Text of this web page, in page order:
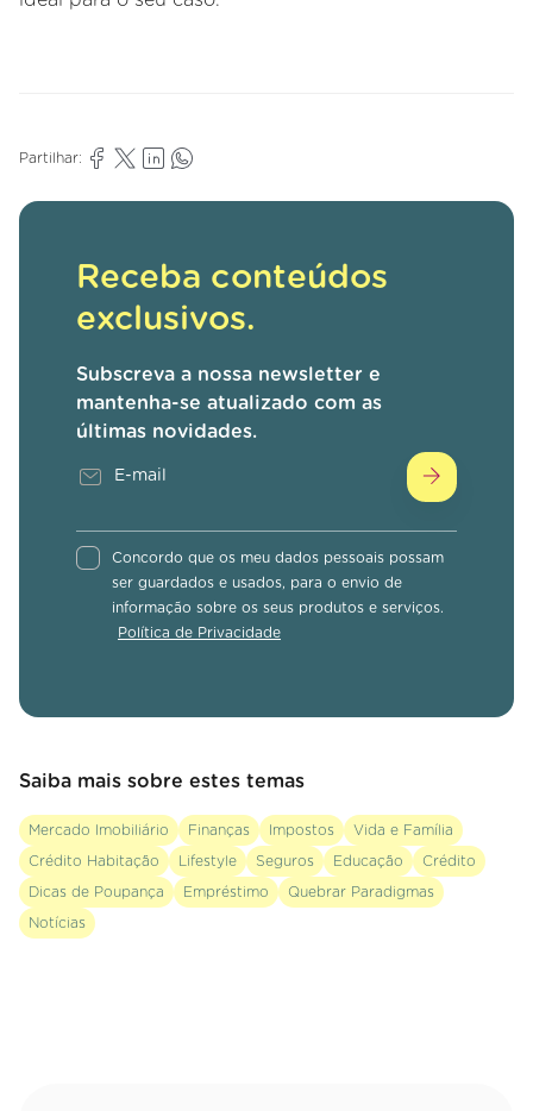
Partilhar:
Receba conteúdos
exclusivos.
Subscreva a nossa newsletter e
mantenha-se atualizado com as
últimas novidades.
Concordo que os meu dados pessoais possam
ser guardados e usados, para o envio de
informação sobre os seus produtos e serviços.
Política de Privacidade
Saiba mais sobre estes temas
Mercado Imobiliário Finanças Impostos Vida e Família
Crédito Habitação Lifestyle Seguros Educação Crédito
Dicas de Poupança Empréstimo Quebrar Paradigmas
Notícias